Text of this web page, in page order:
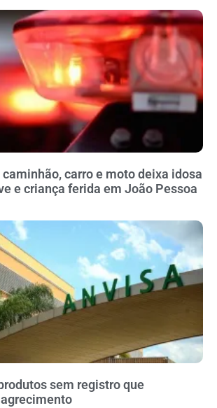
carro e moto deixa idosa
e criança ferida em João Pessoa
sem registro que